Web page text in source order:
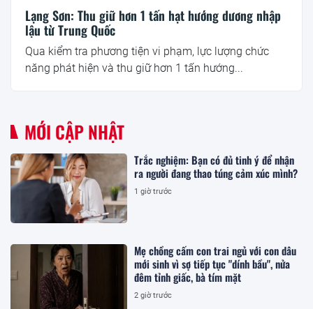
Lạng Sơn: Thu giữ hơn 1 tấn hạt hướng dương nhập
lậu từ Trung Quốc
Qua kiểm tra phương tiện vi phạm, lực lượng chức
năng phát hiện và thu giữ hơn 1 tấn hướng...
MỚI CẬP NHẬT
Trắc nghiệm: Bạn có đủ tinh ý để nhận
ra người đang thao túng cảm xúc mình?
1 giờ trước
Mẹ chồng cấm con trai ngủ với con dâu
mới sinh vì sợ tiếp tục "dính bầu", nửa
đêm tỉnh giấc, bà tím mặt
2 giờ trước